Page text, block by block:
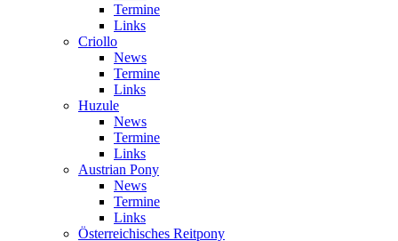
Termine
Links
Criollo
News
Termine
Links
Huzule
News
Termine
Links
Austrian Pony
News
Termine
Links
Österreichisches Reitpony